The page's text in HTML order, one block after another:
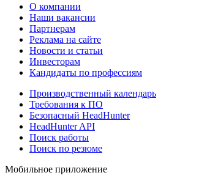
О компании
Наши вакансии
Партнерам
Реклама на сайте
Новости и статьи
Инвесторам
Кандидаты по профессиям
Производственный календарь
Требования к ПО
Безопасный HeadHunter
HeadHunter API
Поиск работы
Поиск по резюме
Мобильное приложение